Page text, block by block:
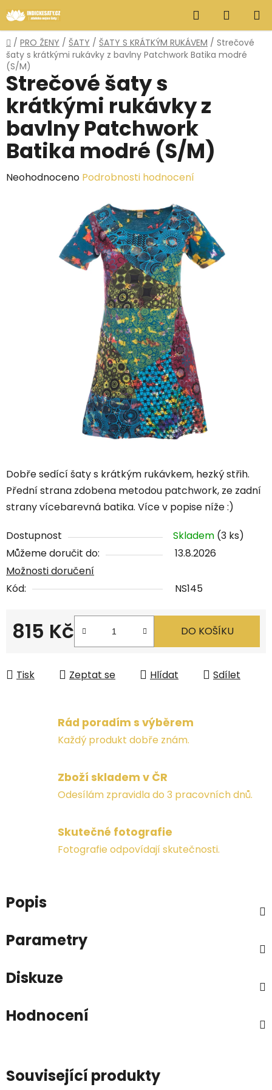
na
obsah
Hledat
KOŠÍK
Domů
/ PRO ŽENY / ŠATY / ŠATY S KRÁTKÝM RUKÁVEM / Strečové
šaty s krátkými rukávky z bavlny Patchwork Batika modré
(S/M)
Dobře sedící šaty s krátkým rukávkem, hezký střih.
Přední strana zdobena metodou patchwork, ze zadní
strany vícebarevná batika. Více v popise níže :)
Dostupnost Skladem (3 ks)
Můžeme doručit do:
13.8.2026
Možnosti doručení
Kód:
NS145
815 Kč DO KOŠÍKU
Tisk Zeptat se Hlídat Sdílet
Strečové šaty s
krátkými rukávky z
bavlny Patchwork
Batika modré (S/M)
Průměrné
Neohodnoceno Podrobnosti hodnocení
Rád poradím s výběrem
Každý produkt dobře znám.
Zboží skladem v ČR
Odesílám zpravidla do 3 pracovních dnů.
Skutečné fotografie
Fotografie odpovídají skutečnosti.
Popis
Parametry
Diskuze
Hodnocení
Související produkty